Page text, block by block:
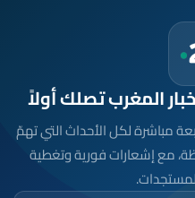
يوفّر لكم متابعة مباشرة لكل الأحداث التي تهمّ
مع إشعارات فورية وتغطية